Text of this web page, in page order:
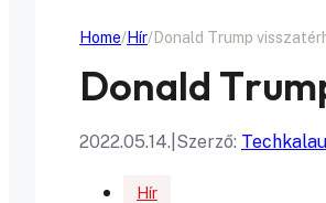
Home Hír Donald Trump
Donald
2022.05.14. Szerző:
Hír